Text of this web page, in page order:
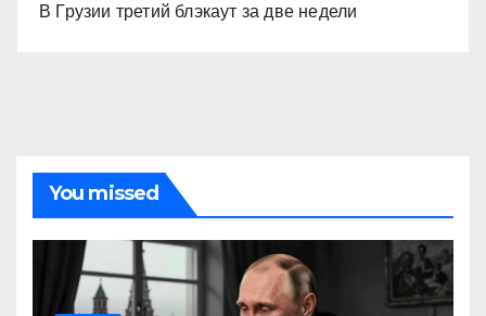
В Грузии третий блэкаут за две недели
You missed